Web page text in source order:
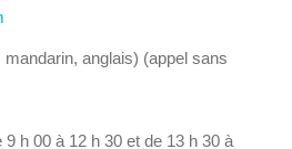
mandarin, anglais) (appel sans
h 00 à 12 h 30 et de 13 h 30 à